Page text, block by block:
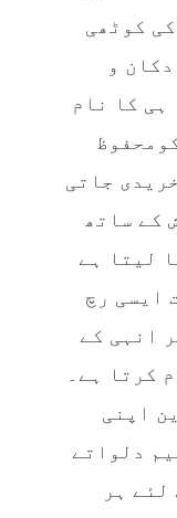
کوٹھی
و
ہی کا نام
جاتی
کے ساتھ
لیتا ہے
ایسی رچ
انہی کے
کرتا ہے۔
اپنی
دلواتے
ہر